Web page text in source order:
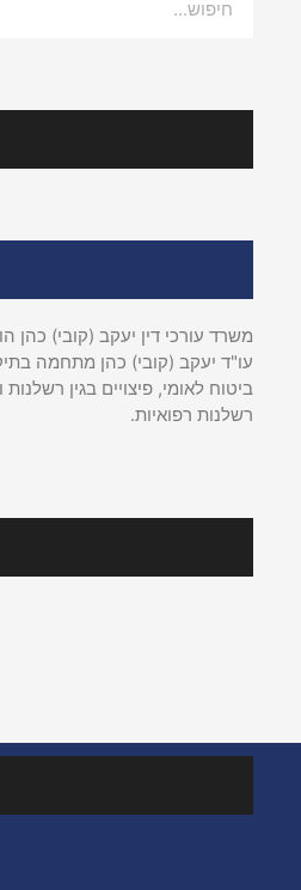
הצלחות אחרונות
אודות עו"ד יעקב
משרד עורכי דין יעקב (קובי) כהן הוקם
עו"ד יעקב (קובי) כהן מתחמה
עקבו אחרינו
מהמדיה